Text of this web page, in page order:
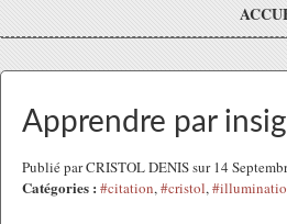
Apprendre par
Publié par CRISTOL DENIS sur 14
Catégories : #citation,#cristol,